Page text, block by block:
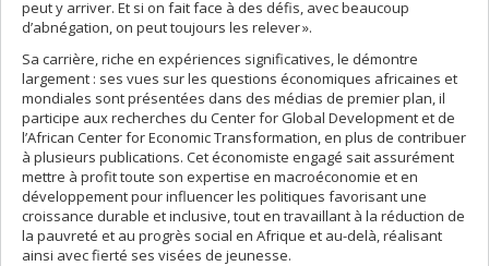
peut y arriver. Et si on fait face à des défis, avec beaucoup
d’abnégation, on peut toujours les relever ».
Sa carrière, riche en expériences significatives, le démontre
largement : ses vues sur les questions économiques africaines et
mondiales sont présentées dans des médias de premier plan, il
participe aux recherches du Center for Global Development et de
l’African Center for Economic Transformation, en plus de contribuer
à plusieurs publications. Cet économiste engagé sait assurément
mettre à profit toute son expertise en macroéconomie et en
développement pour influencer les politiques favorisant une
croissance durable et inclusive, tout en travaillant à la réduction de
la pauvreté et au progrès social en Afrique et au-delà, réalisant
ainsi avec fierté ses visées de jeunesse.